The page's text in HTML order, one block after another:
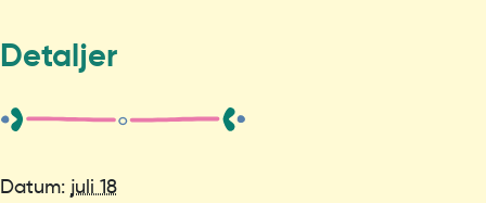
Detaljer
Datum: juli 18